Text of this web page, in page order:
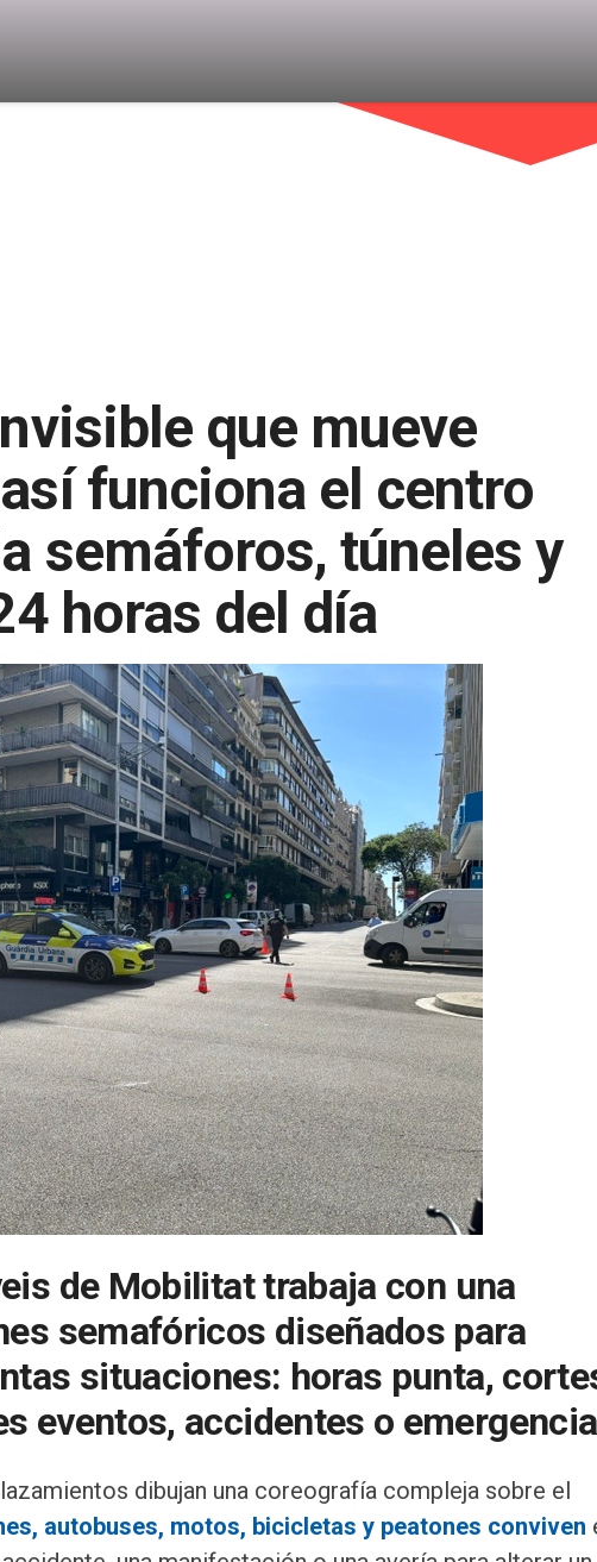
que mueve
funciona el centro
semáforos, túneles y
horas del día
de Mobilitat trabaja con una
semafóricos diseñados para
situaciones: horas punta,
eventos, accidentes o
dibujan una coreografía compleja sobre el
autobuses, motos, bicicletas y peatones conviven